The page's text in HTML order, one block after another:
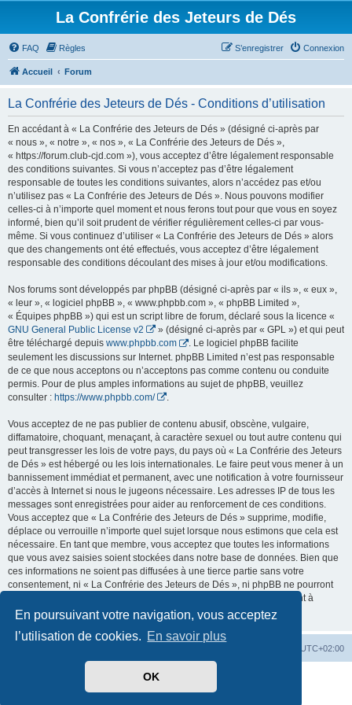
En poursuivant votre navigation, vous acceptez
l’utilisation de cookies. En savoir plus
OK
La Confrérie des Jeteurs de Dés
FAQ Règles Connexion
S’enregistrer
Accueil Forum
La Confrérie des Jeteurs de Dés - Conditions d’utilisation
En accédant à « La Confrérie des Jeteurs de Dés » (désigné ci-après par
« nous », « notre », « nos », « La Confrérie des Jeteurs de Dés »,
« https://forum.club-cjd.com »), vous acceptez d’être légalement responsable
des conditions suivantes. Si vous n’acceptez pas d’être légalement
responsable de toutes les conditions suivantes, alors n’accédez pas et/ou
n’utilisez pas « La Confrérie des Jeteurs de Dés ». Nous pouvons modifier
celles-ci à n’importe quel moment et nous ferons tout pour que vous en soyez
informé, bien qu’il soit prudent de vérifier régulièrement celles-ci par vous-
même. Si vous continuez d’utiliser « La Confrérie des Jeteurs de Dés » alors
que des changements ont été effectués, vous acceptez d’être légalement
responsable des conditions découlant des mises à jour et/ou modifications.
Nos forums sont développés par phpBB (désigné ci-après par « ils », « eux »,
« leur », « logiciel phpBB », « www.phpbb.com », « phpBB Limited »,
« Équipes phpBB ») qui est un script libre de forum, déclaré sous la licence «
GNU General Public License v2
» (désigné ci-après par « GPL ») et qui peut
être téléchargé depuis www.phpbb.com
. Le logiciel phpBB facilite
seulement les discussions sur Internet. phpBB Limited n’est pas responsable
de ce que nous acceptons ou n’acceptons pas comme contenu ou conduite
permis. Pour de plus amples informations au sujet de phpBB, veuillez
consulter : https://www.phpbb.com/
Vous acceptez de ne pas publier de contenu abusif, obscène, vulgaire,
diffamatoire, choquant, menaçant, à caractère sexuel ou tout autre contenu qui
peut transgresser les lois de votre pays, du pays où « La Confrérie des Jeteurs
de Dés » est hébergé ou les lois internationales. Le faire peut vous mener à un
bannissement immédiat et permanent, avec une notification à votre fournisseur
d’accès à Internet si nous le jugeons nécessaire. Les adresses IP de tous les
messages sont enregistrées pour aider au renforcement de ces conditions.
Vous acceptez que « La Confrérie des Jeteurs de Dés » supprime, modifie,
déplace ou verrouille n’importe quel sujet lorsque nous estimons que cela est
nécessaire. En tant que membre, vous acceptez que toutes les informations
que vous avez saisies soient stockées dans notre base de données. Bien que
ces informations ne soient pas diffusées à une tierce partie sans votre
consentement, ni « La Confrérie des Jeteurs de Dés », ni phpBB ne pourront
être tenus comme responsables en cas de tentative de piratage visant à
compromettre les données.
UTC+02:00
phpBB ® Forum Software © phpBB Limited
phpBB-fr.com